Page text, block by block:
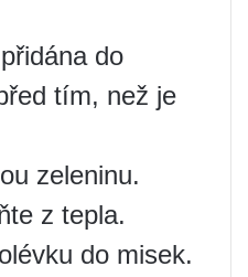
do
tím, než je
zeleninu.
z tepla.
do misek.